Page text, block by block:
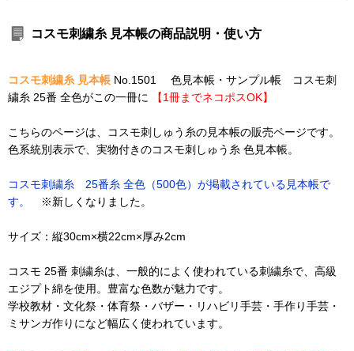
コスモ刺繍糸 見本帳の商品説明・使い方
コスモ刺繍糸 見本帳 No.1501 色見本帳・サンプル帳 コスモ刺
繍糸 25番 全色がこの一冊に
【1冊までネコポスOK】
こちらのページは、コスモ刺しゅう糸の見本帳の販売ページです。
色系統別表示で、実物付きのコスモ刺しゅう糸 色見本帳。
コスモ刺繍糸 25番糸 全色（500色）が掲載されている見本帳で
す。
※新しくなりました。
サイズ：縦30cm×横22cm×厚み2cm
コスモ 25番 刺繍糸は、一般的によく使われている刺繍糸で、高級
エジプト綿を使用。豊富な色数が魅力です。
学校教材・文化祭・体育祭・バザー・リハビリ手芸・手作り手芸・
ミサンガ作りになど幅広く使われています。